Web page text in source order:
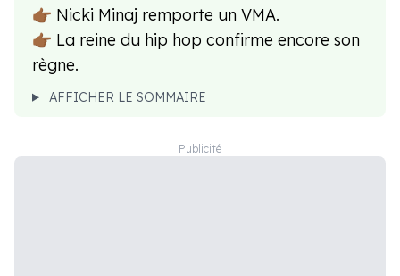
👉🏾 Nicki Minaj remporte un VMA.
👉🏾 La reine du hip hop confirme encore son
règne.
AFFICHER LE SOMMAIRE